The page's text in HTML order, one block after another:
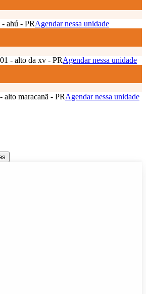
ahú - PRAgendar nessa unidade
- alto da xv - PRAgendar nessa unidade
alto maracanã - PRAgendar nessa unidade